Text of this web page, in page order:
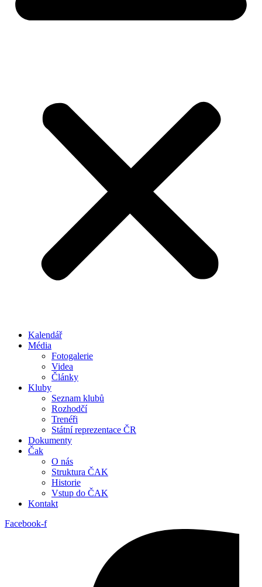
Kalendář
Média
Fotogalerie
Videa
Články
Kluby
Seznam klubů
Rozhodčí
Trenéři
Státní reprezentace ČR
Dokumenty
Čak
O nás
Struktura ČAK
Historie
Vstup do ČAK
Kontakt
Facebook-f